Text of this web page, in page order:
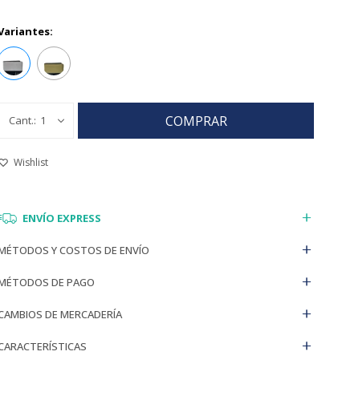
1 COMPRAR
ENVÍO EXPRESS
Y COSTOS DE ENVÍO
DE PAGO
DE MERCADERÍA